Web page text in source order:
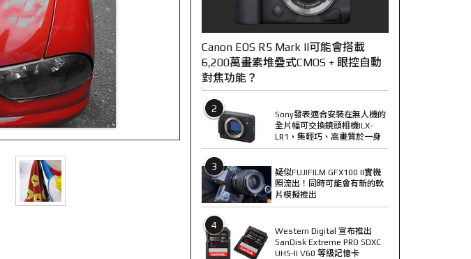
Canon EOS R5 Mark II可能會搭載
6,200萬畫素堆疊式CMOS + 眼控自動
對焦功能？
2
Sony發表適合安裝在無人機的
全片幅可交換鏡頭相機ILX-
LR1，集輕巧、高畫質於一身
3
疑似FUJIFILM GFX100 II實機
照流出！同時可能會有新的軟
片模擬推出
4
Western Digital 宣布推出
SanDisk Extreme PRO SDXC
UHS-II V60 等級記憶卡